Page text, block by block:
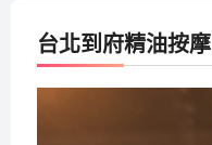
台北到府精油按摩